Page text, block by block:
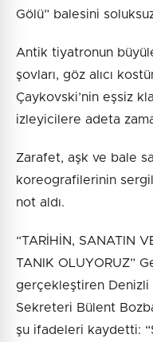
Gölü” balesini
Antik tiyatronun
şovları, göz alıcı
Çaykovski’nin eşsiz
izleyicilere adeta
Zarafet, aşk ve bale
koreografilerinin
not aldı.
“TARİHİN, SANATIN
TANIK OLUYORUZ”
gerçekleştiren Denizli
Sekreteri Bülent
şu ifadeleri kaydetti: